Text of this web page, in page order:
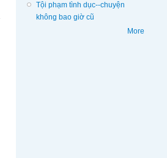
Tội phạm tình dục--chuyện
không bao giờ cũ
More